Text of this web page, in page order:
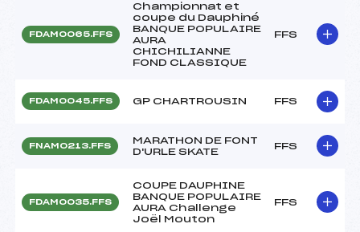
FDAM0065.FFS
Championnat et
coupe du Dauphiné
BANQUE POPULAIRE
AURA
CHICHILIANNE
FOND CLASSIQUE
FFS
FDAM0045.FFS GP CHARTROUSIN FFS
FNAM0213.FFS
MARATHON DE FONT
D'URLE SKATE
FFS
FDAM0035.FFS
COUPE DAUPHINE
BANQUE POPULAIRE
AURA Challenge
Joël Mouton
FFS